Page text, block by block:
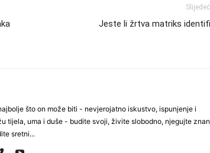
Jeste li žrtva matriks
što on može biti - nevjerojatno iskustvo, ispunjenje i
tijela, uma i duše - budite svoji, živite slobodno, njegujte
sretni...